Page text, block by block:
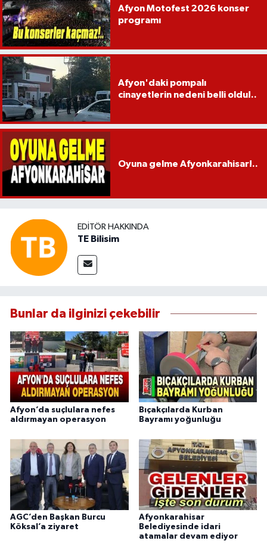
Afyon Motofest 2026 konser
programı
Afyon'daki pompalı
cinayetlerin nedeni belli oldu!..
Oyuna gelme Afyonkarahisar!..
EDITÖR HAKKINDA
TE Bilisim
Bunlar da ilginizi çekebilir
Afyon’da suçlulara nefes
aldırmayan operasyon
Bıçakçılarda Kurban
Bayramı yoğunluğu
AGC’den Başkan Burcu
Köksal’a ziyaret
Afyonkarahisar
Belediyesinde idari
atamalar devam ediyor